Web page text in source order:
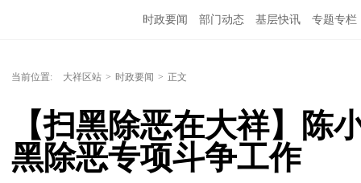
时政要闻 部门动态 基层快讯 专题专栏
当前位置: 大祥区站 > 时政要闻 > 正文
【扫黑除恶在大祥】陈
黑除恶专项斗争工作